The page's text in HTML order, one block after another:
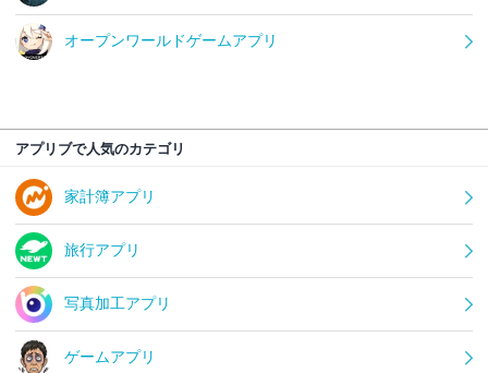
オープンワールドゲームアプリ
アプリブで人気のカテゴリ
家計簿アプリ
旅行アプリ
写真加工アプリ
ゲームアプリ